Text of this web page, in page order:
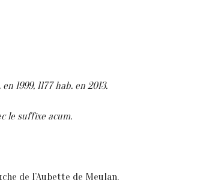
1999, 1177 hab. en 2013.
le suffixe acum.
de l’Aubette de Meulan.